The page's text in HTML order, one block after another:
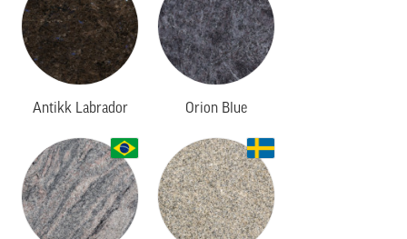
Antikk Labrador Orion Blue